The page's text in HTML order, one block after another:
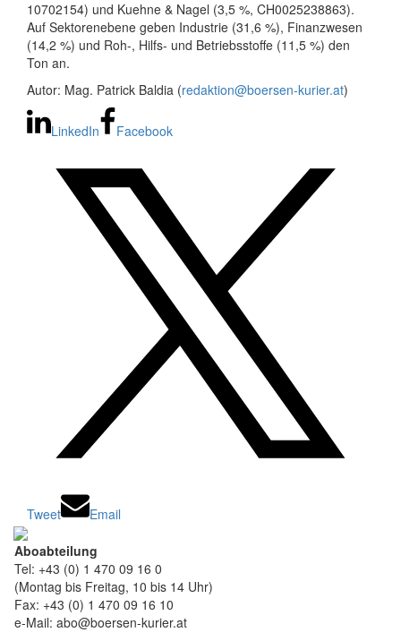
10702154) und Kuehne & Nagel (3,5 %, CH0025238863).
Auf Sektorenebene geben Industrie (31,6 %), Finanzwesen
(14,2 %) und Roh-, Hilfs- und Betriebsstoffe (11,5 %) den
Ton an.
Autor: Mag. Patrick Baldia (redaktion@boersen-kurier.at)
LinkedIn Facebook
Tweet Email
Aboabteilung
Tel: +43 (0) 1 470 09 16 0
(Montag bis Freitag, 10 bis 14 Uhr)
Fax: +43 (0) 1 470 09 16 10
e-Mail: abo@boersen-kurier.at